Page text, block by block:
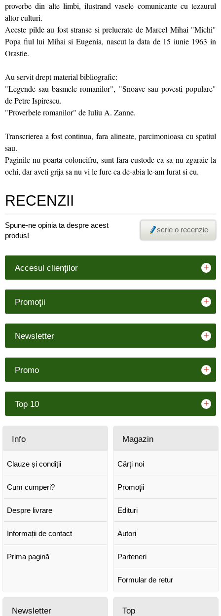
proverbe din alte limbi, ilustrand vasele comunicante cu tezaurul
altor culturi.
Aceste pilde au fost stranse si prelucrate de Marcel Mihai "Michi"
Popa fiul lui Mihai si Eugenia, nascut la data de 15 iunie 1963 in
Orastie.
Au servit drept material bibliografic:
"Legende sau basmele romanilor", "Snoave sau povesti populare"
de Petre Ispirescu.
"Proverbele romanilor" de Iuliu A. Zanne.
Transcrierea a fost continua, fara alineate, parcimonioasa cu spatiul
sau.
Paginile nu poarta coloncifru, sunt fara custode ca sa nu zgaraie la
ochi, dar aveti grija sa nu vi le fure ca de-abia le-am furat si eu.
RECENZII
Spune-ne opinia ta despre acest
produs!
scrie o recenzie
Accesul clienţilor +
Promoţii +
Newsletter +
Promo +
Top 10 +
Info
Clauze și condiții
Cum cumperi?
Despre livrare
Informații de contact
Prima pagină
Magazin
Cărţi noi
Promoţii
Edituri
Autori
Parteneri
Formular de retur
Newsletter Top